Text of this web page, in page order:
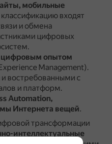
мобильные
входят
и обмена
цифровых
опытом
Management).
востребованными с
и платформ.
Automation,
Интернета вещей.
трансформации
интеллектуальные